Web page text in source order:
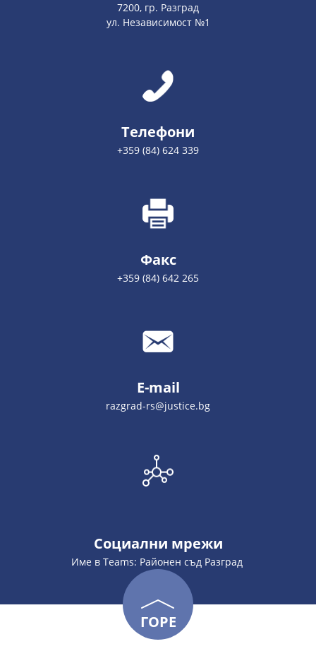
7200, гр. Разград
ул. Независимост №1
Телефони
+359 (84) 624 339
Факс
+359 (84) 642 265
E-mail
razgrad-rs@justice.bg
Социални мрежи
Име в Teams: Районен съд Разград
ГОРЕ